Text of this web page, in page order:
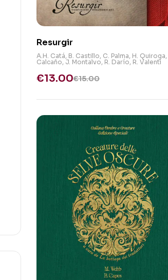
Resurgir
A.H. Catá, B. Castillo, C. Palma, H. Quiroga,
Calcaño, J. Montalvo, R. Darío, R. Valenti
€15.00
€13.00